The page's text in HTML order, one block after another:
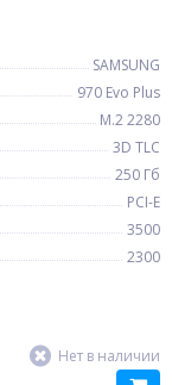
SAMSUNG
970 Evo Plus
M.2 2280
3D TLC
250 Гб
PCI-E
3500
2300
Нет в наличии